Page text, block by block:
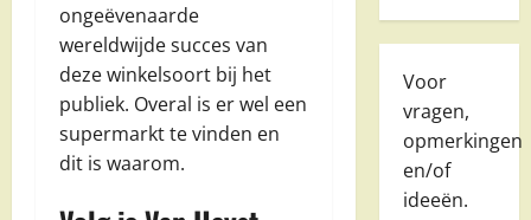
ongeëvenaarde
wereldwijde succes van
deze winkelsoort bij het
publiek. Overal is er wel een
supermarkt te vinden en
dit is waarom.
Voor
vragen,
opmerkingen
en/of
ideeën.